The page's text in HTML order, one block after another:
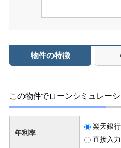
物件の特徴
この物件でローンシミュレー
年利率
楽天銀
直接入